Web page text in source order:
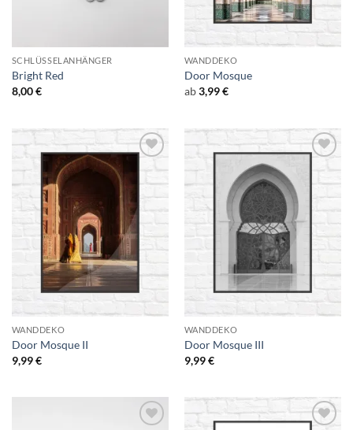
SCHLÜSSELANHÄNGER
Bright Red
8,00€
WANDDEKO
Door Mosque
ab3,99€
Add to
WANDDEKO
Door Mosque II
9,99€
Add to
WANDDEKO
Door Mosque III
9,99€